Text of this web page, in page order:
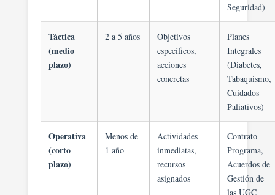
Seguridad)
Táctica
(medio
plazo)
2 a 5 años
Objetivos
específicos,
acciones
concretas
Planes
Integrales
(Diabetes,
Tabaquismo,
Cuidados
Paliativos)
Operativa
(corto
plazo)
Menos de
1 año
Actividades
inmediatas,
recursos
asignados
Contrato
Programa,
Acuerdos de
Gestión de
las UGC